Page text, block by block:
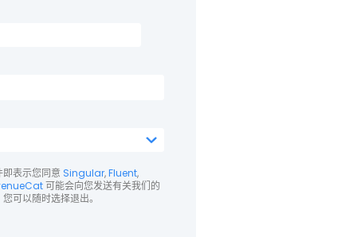
表示您同意 Singular,Fluent,
可能会向您发送有关我们的
可以随时选择退出。